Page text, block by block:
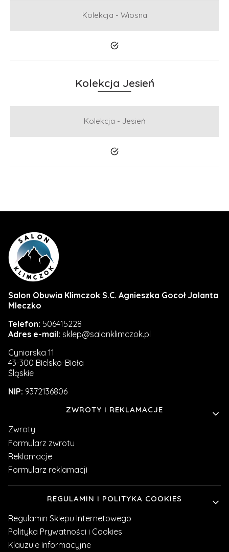
Kolekcja - Wiosna
Tak
Kolekcja Jesień
Kolekcja - Jesień
Tak
Salon Obuwia Klimczok S.C. Agnieszka Gocoł Jolanta
Mleczko
Telefon: 506415228
Adres e-mail: sklep@salonklimczok.pl
Cyniarska 11
43-300 Bielsko-Biała
Śląskie
NIP: 9372136806
Linki w stopceZWROTY I REKLAMACJE
Zwroty
Formularz zwrotu
Reklamacje
Formularz reklamacji
REGULAMIN I POLITYKA COOKIES
Regulamin Sklepu Internetowego
Polityka Prywatności i Cookies
Klauzule informacyjne